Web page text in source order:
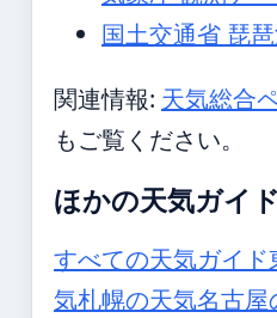
国土交通省 琵
関連情報: 天気総合
もご覧ください。
ほかの天気ガイド
すべての天気ガイド
気札幌の天気名古屋